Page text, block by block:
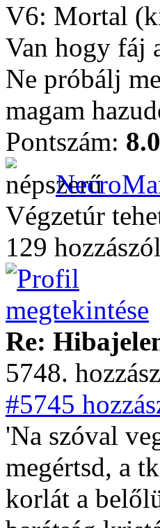
V6: Mortal
Van hogy fáj
Ne próbálj
magam
Pontszám:
Végzetúr
129
Re:
5748.
#5745
'Na szóval
megértsd, a
korlát a